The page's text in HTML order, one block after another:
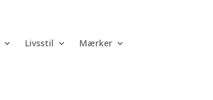
Livsstil Mærker